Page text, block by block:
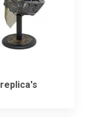
replica's